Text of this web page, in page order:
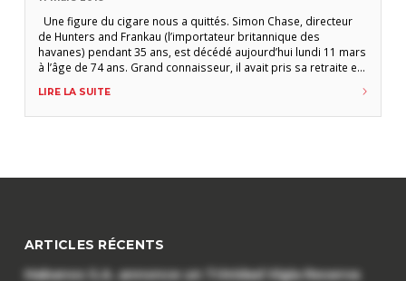
Une figure du cigare nous a quittés. Simon Chase, directeur
de Hunters and Frankau (l’importateur britannique des
havanes) pendant 35 ans, est décédé aujourd’hui lundi 11 mars
à l’âge de 74 ans. Grand connaisseur, il avait pris sa retraite en
havane décerné chaque année lors du festival
LIRE LA SUITE
ARTICLES RÉCENTS
Habanos S.A. annonce un Trinidad Vigia Reserva